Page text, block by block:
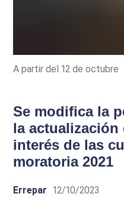
A partir del 12 de octubre
Se modifica la
la actualización
interés de las
moratoria 2021
Errepar 12/10/2023